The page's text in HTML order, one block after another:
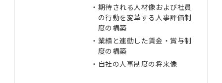
・ 期待される人材像および社員
の行動を変革する人事評価制
度の構築
・ 業績と連動した賃金・賞与制
度の構築
・ 自社の人事制度の将来像